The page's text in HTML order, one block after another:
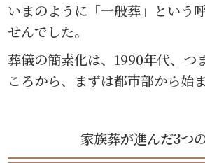
いまのように「一般葬」という
せんでした。
葬儀の簡素化は、1990年代、つ
ころから、まずは都市部から始ま
家族葬が進んだ3つ